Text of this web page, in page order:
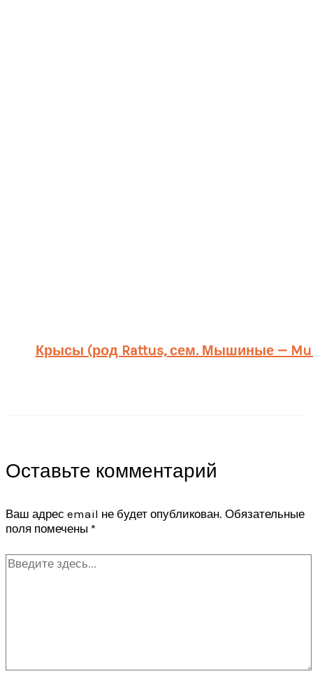
Крысы (род Rattus, сем. Мышиные —
Оставьте комментарий
Ваш адрес email не будет опубликован. Обязательные
поля помечены *
Введите